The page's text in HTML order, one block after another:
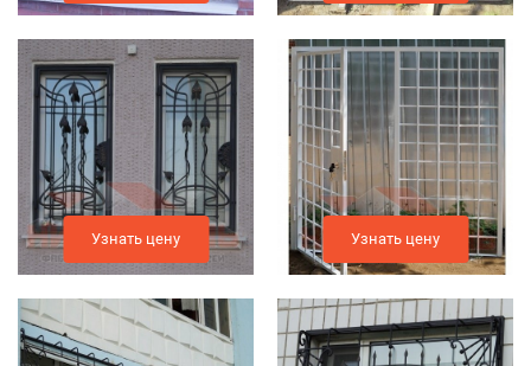
Узнать цену Узнать цену